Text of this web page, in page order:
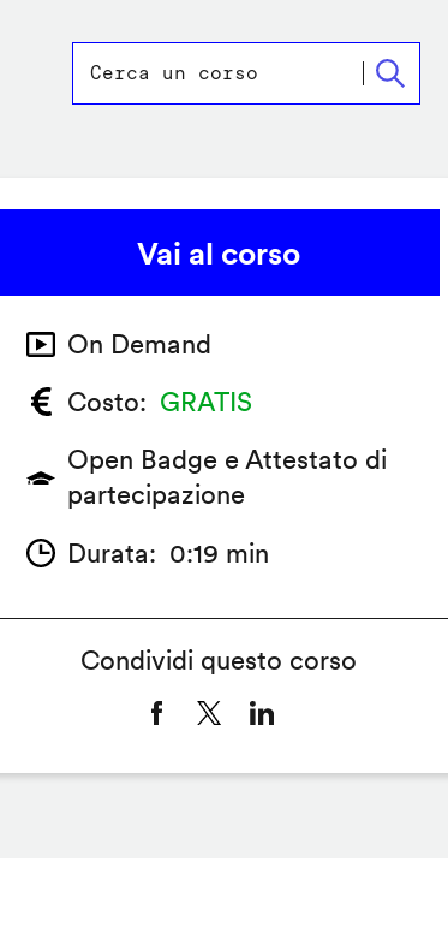
Vai al corso
On Demand
Costo
GRATIS
Open Badge e Attestato di
partecipazione
Durata
0:19 min
Condividi questo corso